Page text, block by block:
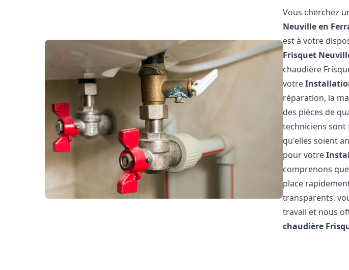
Vous cherchez
Neuville en
est à votre
Frisquet
chaudière
votre
réparation, la
des pièces de
techniciens
qu'elles soient
pour votre
comprenons
place
transparents,
travail et nous
chaudière